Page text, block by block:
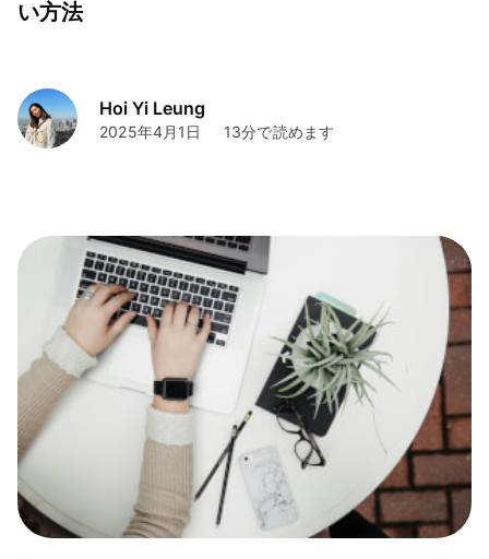
い方法
Hoi Yi Leung
2025年4月1日 13分で読めます